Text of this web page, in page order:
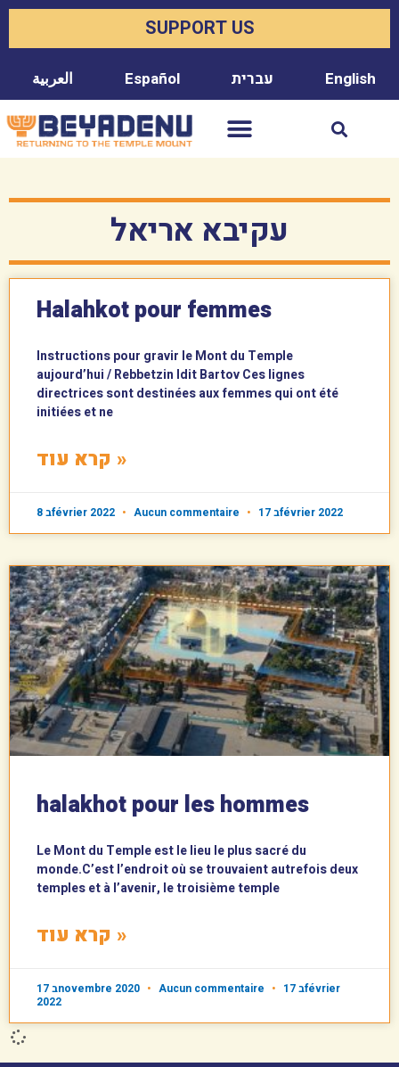
SUPPORT US
العربية Español עברית English
עקיבא אריאל
Halahkot pour femmes
Instructions pour gravir le Mont du Temple
aujourd’hui / Rebbetzin Idit Bartov Ces lignes
directrices sont destinées aux femmes qui ont été
initiées et ne
קרא עוד »
8 בfévrier 2022 Aucun commentaire 17 בfévrier 2022
halakhot pour les hommes
Le Mont du Temple est le lieu le plus sacré du
monde.C’est l’endroit où se trouvaient autrefois deux
temples et à l’avenir, le troisième temple
קרא עוד »
17 בnovembre 2020 Aucun commentaire
17 בfévrier
2022